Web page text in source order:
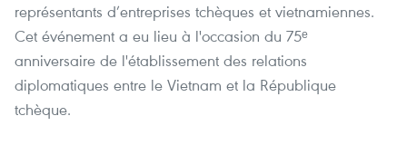
représentants d’entreprises tchèques et vietnamiennes.
Cet événement a eu lieu à l'occasion du 75ᵉ
anniversaire de l'établissement des relations
diplomatiques entre le Vietnam et la République
tchèque.